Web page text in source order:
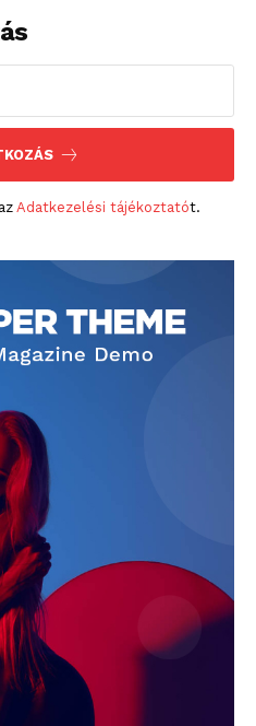
Adatkezelési tájékoztatót.